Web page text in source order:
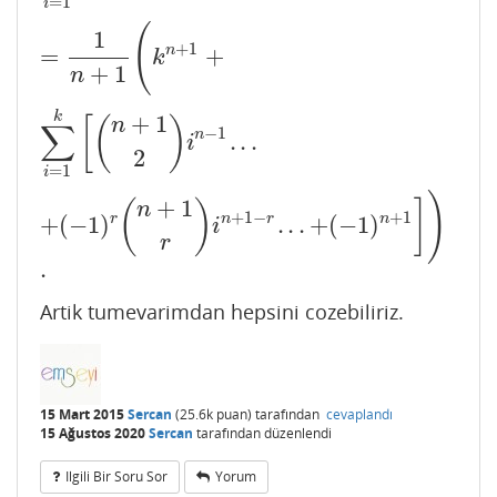
i
=
1
n + 1 ( kn+1 +
∑
i=1
k ( n + 1
2
)in−1 .. .
+(−1)r (n + 1
r )in+1−r .. . +(−1)n+1 )
.
Artik tumevarimdan hepsini cozebiliriz.
15 Mart 2015Sercan (25.6k puan) tarafından cevaplandı
15 Ağustos 2020Sercan tarafındandüzenlendi
Ilgili Bir Soru Sor Yorum